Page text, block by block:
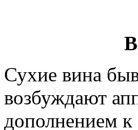
Сухие вина
возбуждают
дополнением к